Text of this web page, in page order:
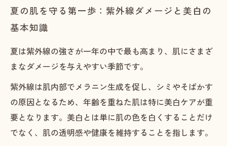
けた総合ケアの提案
夏の肌を守る第一歩：紫外線ダメージと美白の
基本知識
夏は紫外線の強さが一年の中で最も高まり、肌にさまざ
まなダメージを与えやすい季節です。
紫外線は肌内部でメラニン生成を促し、シミやそばかす
の原因となるため、年齢を重ねた肌は特に美白ケアが重
要となります。美白とは単に肌の色を白くすることだけ
でなく、肌の透明感や健康を維持することを指します。